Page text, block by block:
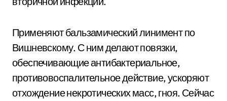
Применяют бальзамический линимент по
Вишневскому. С ним делают повязки,
обеспечивающие антибактериальное,
противовоспалительное действие, ускоряют
отхождение некротических масс, гноя. Сейчас